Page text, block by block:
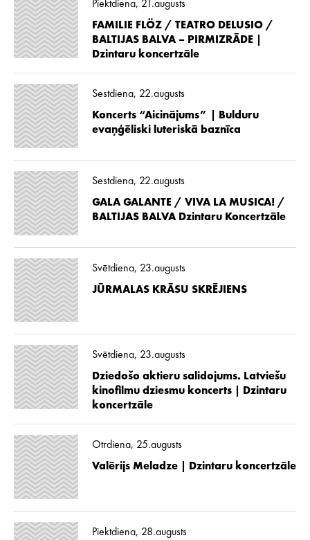
Piektdiena, 21.augusts
FAMILIE FLÖZ / TEATRO DELUSIO /
BALTIJAS BALVA – PIRMIZRĀDE |
Dzintaru koncertzāle
Sestdiena, 22.augusts
Koncerts “Aicinājums” | Bulduru
evaņģēliski luteriskā baznīca
Sestdiena, 22.augusts
GALA GALANTE / VIVA LA MUSICA! /
BALTIJAS BALVA Dzintaru Koncertzāle
Svētdiena, 23.augusts
JŪRMALAS KRĀSU SKRĒJIENS
Svētdiena, 23.augusts
Dziedošo aktieru salidojums. Latviešu
kinofilmu dziesmu koncerts | Dzintaru
koncertzāle
Otrdiena, 25.augusts
Valērijs Meladze | Dzintaru koncertzāle
Piektdiena, 28.augusts